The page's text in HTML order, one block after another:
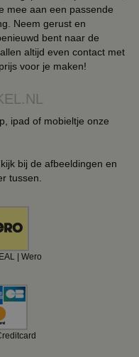
mee aan een passende
Neem gerust en
bent naar de
altijd even contact met
voor je maken!
ipad of mobieltje onze
bij de afbeeldingen en
tussen.
| Wero